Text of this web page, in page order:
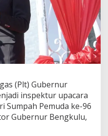
(Plt) Gubernur
inspektur upacara
Sumpah Pemuda ke-96
Gubernur Bengkulu,